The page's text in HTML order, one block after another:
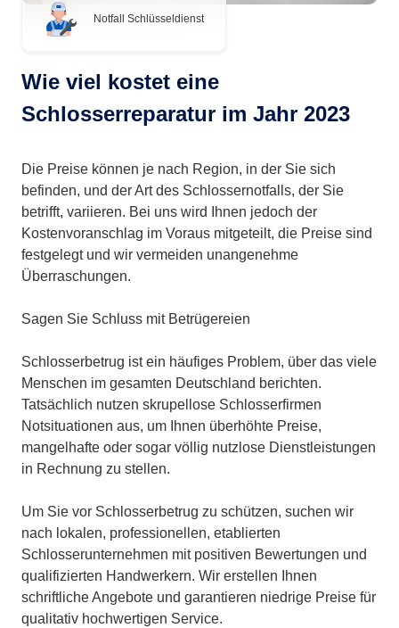
Notfall Schlüsseldienst
Wie viel kostet eine
Schlosserreparatur im Jahr 2023
Die Preise können je nach Region, in der Sie sich
befinden, und der Art des Schlossernotfalls, der Sie
betrifft, variieren. Bei uns wird Ihnen jedoch der
Kostenvoranschlag im Voraus mitgeteilt, die Preise sind
festgelegt und wir vermeiden unangenehme
Überraschungen.
Sagen Sie Schluss mit Betrügereien
Schlosserbetrug ist ein häufiges Problem, über das viele
Menschen im gesamten Deutschland berichten.
Tatsächlich nutzen skrupellose Schlosserfirmen
Notsituationen aus, um Ihnen überhöhte Preise,
mangelhafte oder sogar völlig nutzlose Dienstleistungen
in Rechnung zu stellen.
Um Sie vor Schlosserbetrug zu schützen, suchen wir
nach lokalen, professionellen, etablierten
Schlosserunternehmen mit positiven Bewertungen und
qualifizierten Handwerkern. Wir erstellen Ihnen
schriftliche Angebote und garantieren niedrige Preise für
qualitativ hochwertigen Service.